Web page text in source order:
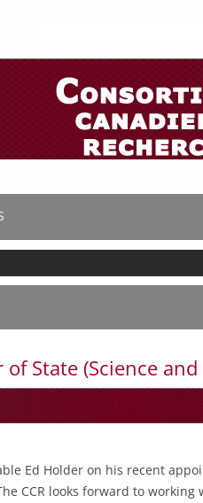
(ANGLAIS)
State (Science
Ed Holder on his recent
CCR looks forward to